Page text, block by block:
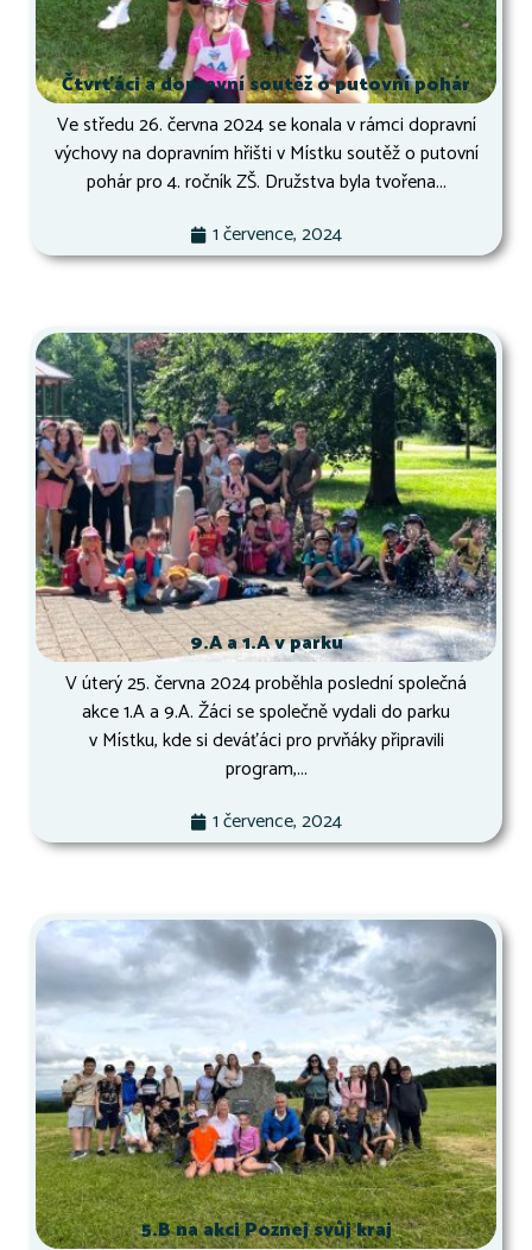
Čtvrťáci a dopravní soutěž o putovní pohár
Ve středu 26. června 2024 se konala v rámci dopravní
výchovy na dopravním hřišti v Místku soutěž o putovní
pohár pro 4. ročník ZŠ. Družstva byla tvořena...
1 července, 2024
9.A a 1.A v parku
V úterý 25. června 2024 proběhla poslední společná
akce 1.A a 9.A. Žáci se společně vydali do parku
v Místku, kde si deváťáci pro prvňáky připravili
program,...
1 července, 2024
5.B na akci Poznej svůj kraj